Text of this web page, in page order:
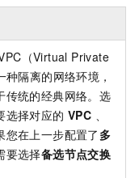
（Virtual Private
种隔离的网络环境，
传统的经典网络。选
选择对应的 VPC 、
您在上一步配置了 多
要选择备选节点交换